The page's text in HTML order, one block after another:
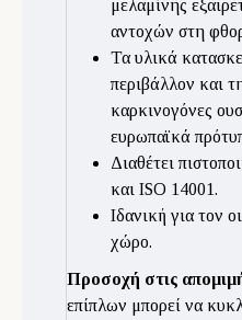
μελαμίνης
αντοχών στη
Τα υλικά
περιβάλλον και
καρκινογόνες
ευρωπαϊκά
Διαθέτει
και ISO 14001.
Ιδανική για τον
χώρο.
Προσοχή στις
επίπλων μπορεί να